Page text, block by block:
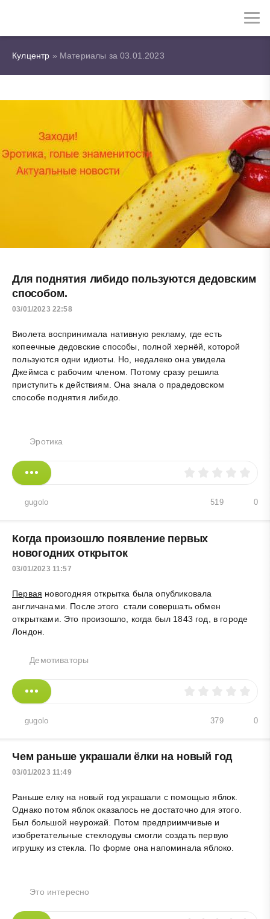
Кулцентр » Материалы за 03.01.2023
Для поднятия либидо пользуются дедовским
способом.
03/01/2023 22:58
Виолета воспринимала нативную рекламу, где есть
копеечные дедовские способы, полной хернёй, которой
пользуются одни идиоты. Но, недалеко она увидела
Джеймса с рабочим членом. Потому сразу решила
приступить к действиям. Она знала о прадедовском
способе поднятия либидо.
Эротика
gugolo 0
519
Когда произошло появление первых
новогодних открыток
03/01/2023 11:57
Первая новогодняя открытка была опубликовала
англичанами. После этого стали совершать обмен
открытками. Это произошло, когда был 1843 год, в городе
Лондон.
Демотиваторы
gugolo 0
379
Чем раньше украшали ёлки на новый год
03/01/2023 11:49
Раньше елку на новый год украшали с помощью яблок.
Однако потом яблок оказалось не достаточно для этого.
Был большой неурожай. Потом предприимчивые и
изобретательные стеклодувы смогли создать первую
игрушку из стекла. По форме она напоминала яблоко.
Это интересно